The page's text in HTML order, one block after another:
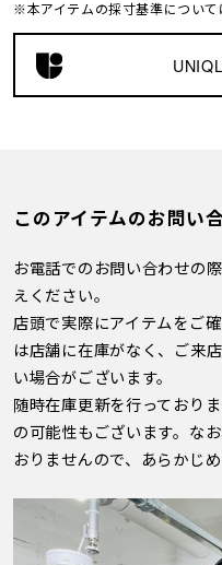
※本アイテムの採寸基準について
このアイテムのお問い
お電話でのお問い合わせの
えください。
店頭で実際にアイテムをご
は店舗に在庫がなく、ご来
い場合がございます。
随時在庫更新を行っており
の可能性もございます。な
おりませんので、あらかじ